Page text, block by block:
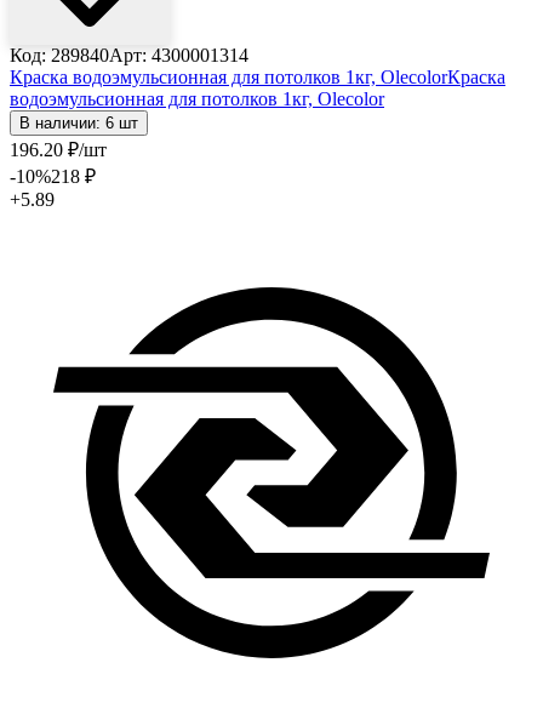
Код: 289840Арт: 4300001314
Краска водоэмульсионная для потолков 1кг, OlecolorКраска
водоэмульсионная для потолков 1кг, Olecolor
В наличии: 6 шт
196.20 ₽/шт
-10%218 ₽
+5.89